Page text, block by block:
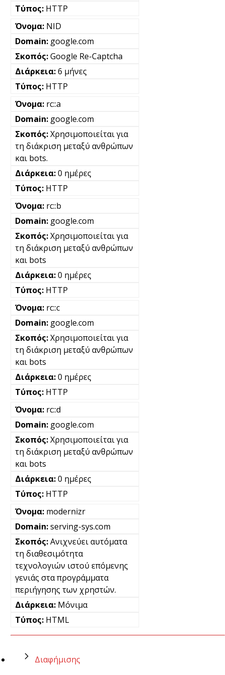
HTTP
NID
google.com
Google Re-Captcha
6 μήνες
HTTP
rc::a
google.com
Χρησιμοποιείται για
τη διάκριση μεταξύ ανθρώπων
και bots.
0 ημέρες
HTTP
rc::b
google.com
Χρησιμοποιείται για
τη διάκριση μεταξύ ανθρώπων
και bots
0 ημέρες
HTTP
rc::c
google.com
Χρησιμοποιείται για
τη διάκριση μεταξύ ανθρώπων
και bots
0 ημέρες
HTTP
rc::d
google.com
Χρησιμοποιείται για
τη διάκριση μεταξύ ανθρώπων
και bots
0 ημέρες
HTTP
modernizr
serving-sys.com
Ανιχνεύει αυτόματα
τη διαθεσιμότητα
τεχνολογιών ιστού επόμενης
γενιάς στα προγράμματα
περιήγησης των χρηστών.
Μόνιμα
HTML
Διαφήμισης